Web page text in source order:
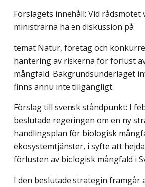
Förslagets innehåll: Vid rådsmötet
ministrarna ha en diskussion på
temat Natur, företag och
hantering av riskerna för förlust
mångfald. Bakgrundsunderlaget
finns ännu inte tillgängligt.
Förslag till svensk ståndpunkt: I
beslutade regeringen om en ny
handlingsplan för biologisk
ekosystemtjänster, i syfte att
förlusten av biologisk mångfald i
I den beslutade strategin framgår